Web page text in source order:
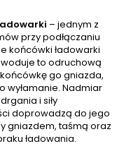
– jednym z
przy podłączaniu
końcówki ładowarki
to odruchową
go gniazda,
wyłamanie. Nadmiar
i siły
doprowadzą do jego
gniazdem, taśmą oraz
ładowania.